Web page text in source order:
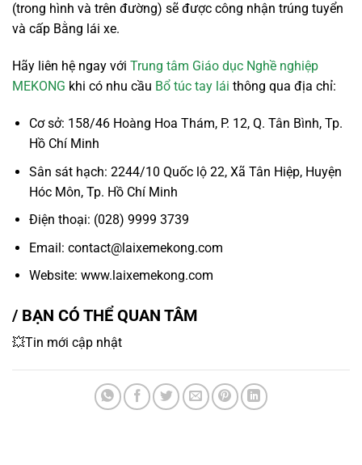
(trong hình và trên đường) sẽ được công nhận trúng tuyển
và cấp Bằng lái xe.
Hãy liên hệ ngay với Trung tâm Giáo dục Nghề nghiệp
MEKONG khi có nhu cầu Bổ túc tay lái thông qua địa chỉ:
Cơ sở: 158/46 Hoàng Hoa Thám, P. 12, Q. Tân Bình, Tp.
Hồ Chí Minh
Sân sát hạch: 2244/10 Quốc lộ 22, Xã Tân Hiệp, Huyện
Hóc Môn, Tp. Hồ Chí Minh
Điện thoại: (028) 9999 3739
Email: contact@laixemekong.com
Website: www.laixemekong.com
/ BẠN CÓ THỂ QUAN TÂM
💥Tin mới cập nhật